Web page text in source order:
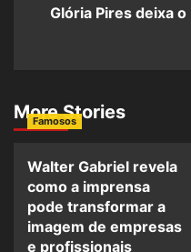
Glória Pires deixa
More Stories
Famosos
Walter Gabriel revela
como a imprensa
pode transformar a
imagem de empresas
e profissionais